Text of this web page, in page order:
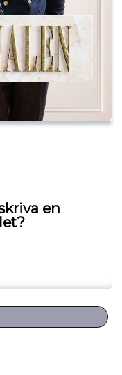
en